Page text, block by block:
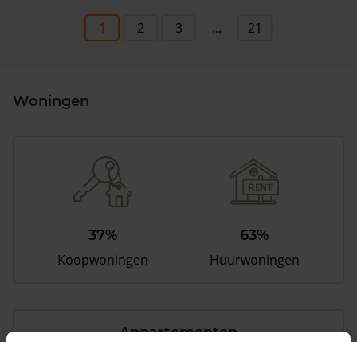
1 2 3 ... 21
Woningen
37%
Koopwoningen
63%
Huurwoningen
Appartementen